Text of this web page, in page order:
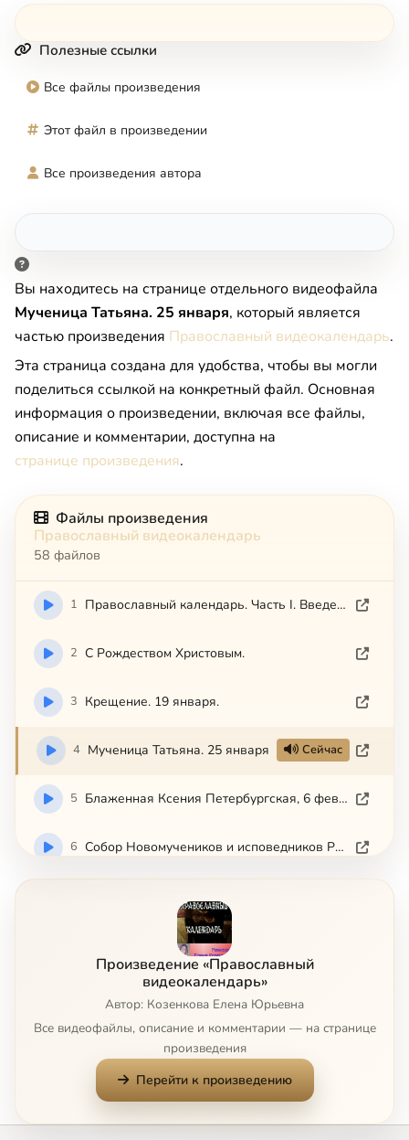
Полезные ссылки
Все файлы произведения
Этот файл в произведении
Все произведения автора
Вы находитесь на странице отдельного видеофайла
Мученица Татьяна. 25 января, который является
частью произведения Православный видеокалендарь.
Эта страница создана для удобства, чтобы вы могли
поделиться ссылкой на конкретный файл. Основная
информация о произведении, включая все файлы,
описание и комментарии, доступна на
странице произведения.
Файлы произведения
Православный видеокалендарь
58 файлов
1 Православный календарь. Часть I. Введение.
2 С Рождеством Христовым.
3 Крещение. 19 января.
4 Мученица Татьяна. 25 января Сейчас
5 Блаженная Ксения Петербургская, 6 февраля
6 Собор Новомучеников и исповедников Российских
Вселенская родительская суббота
Масленница
Прощеное Воскресенье
Произведение «Православный
видеокалендарь»
Автор: Козенкова Елена Юрьевна
Все видеофайлы, описание и комментарии — на странице
произведения
Перейти к произведению